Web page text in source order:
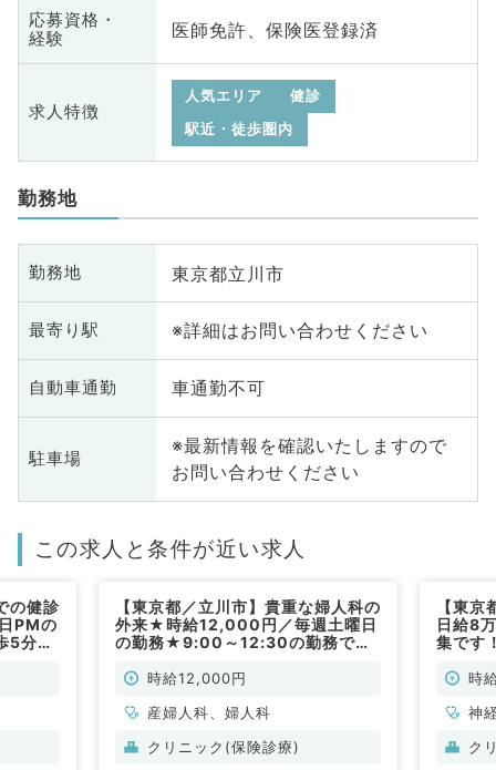
応募資格・
経験
医師免許、保険医登録済
求人特徴
人気エリア
健診
駅近・徒歩圏内
勤務地
勤務地 東京都立川市
最寄り駅 ※詳細はお問い合わせください
自動車通勤 車通勤不可
駐車場
※最新情報を確認いたしますので
お問い合わせください
この求人と条件が近い求人
の健診
PMの
5分圏
【東京都／立川市】貴重な婦人科の
外来★時給12,000円／毎週土曜日
の勤務★9:00～12:30の勤務で
時給12,000円
産婦人科、婦人科
クリニック(保険診療)
【東
日給8
集です
不問／
時
神
ル
ク